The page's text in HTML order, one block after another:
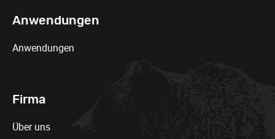
Anwendungen
Anwendungen
Firma
Über uns